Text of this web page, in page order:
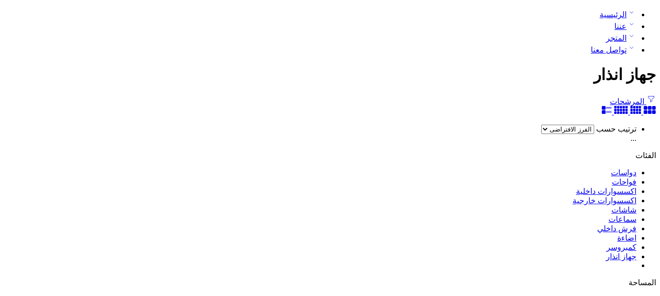
الرئيسية
عننا
المتجر
تواصل معنا
جهاز انذار
المرشحات
ترتيب حسب
...
الفئات
دواسات
فواحات
اكسسوارات داخلية
اكسسوارات خارجية
شاشات
سماعات
فرش داخلي
اضاءة
كمبروسر
جهاز انذار
المساحة